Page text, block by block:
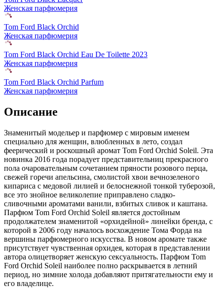
Женская парфюмерия
Tom Ford Black Orchid
Женская парфюмерия
Tom Ford Black Orchid Eau De Toilette 2023
Женская парфюмерия
Tom Ford Black Orchid Parfum
Женская парфюмерия
Описание
Знаменитый модельер и парфюмер с мировым именем
специально для женщин, влюбленных в лето, создал
феерический и роскошный аромат Tom Ford Orchid Soleil. Эта
новинка 2016 года порадует представительниц прекрасного
пола очаровательным сочетанием пряности розового перца,
свежей горечи апельсина, смолистой хвои вечнозеленого
кипариса с медовой лилией и белоснежной тонкой туберозой,
все это знойное великолепие приправлено сладко-
сливочными ароматами ванили, взбитых сливок и каштана.
Парфюм Tom Ford Orchid Soleil является достойным
продолжателем знаменитой «орхидейной» линейки бренда, с
которой в 2006 году началось восхождение Тома Форда на
вершины парфюмерного искусства. В новом аромате также
присутствует чувственная орхидея, которая в представлении
автора олицетворяет женскую сексуальность. Парфюм Tom
Ford Orchid Soleil наиболее полно раскрывается в летний
период, но зимние холода добавляют притягательности ему и
его владелице.